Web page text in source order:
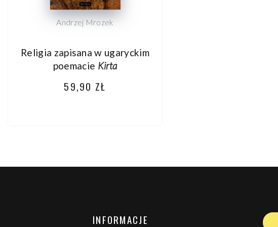
Andrzej Mrozek
Religia zapisana w ugaryckim
poemacie Kirta
59,90 ZŁ
INFORMACJE